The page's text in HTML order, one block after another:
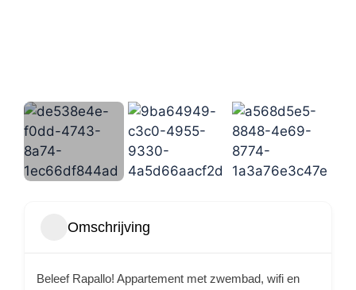
Omschrijving
Beleef Rapallo! Appartement met zwembad, wifi en